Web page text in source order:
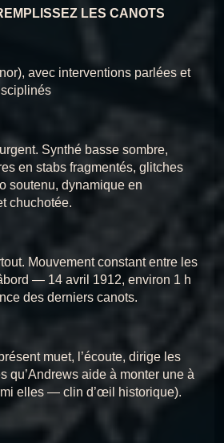
MÊMES ÉTOILES
Titanic
CHANSON 13 : L’ICEBERG
SILENCIEUX
Titanic
SENTENCE
du
Titanic
CHANSON 15 : LE GÉANT
du Titanic
CHANSON 16 — ADIEU
ELLEN
du CHANSON 19 : LA PROMESSE À
du Titanic
4 : ADIEU SOUTHAMPTON
du Titanic
6 : LE BAL DES ÉTOILES
du Titanic
du Titanic
8 : PLUS PRÈS DES ANGES
10 : FRÈRES DE COURSIVE
du Titanic
11 : UNE OMBRE SUR L’OCÉAN
LES CANOTS
avec interventions parlées et
Synthé basse sombre,
en stabs fragmentés, glitches
soutenu, dynamique en
chuchotée.
Mouvement constant entre les
— 14 avril 1912, environ 1 h
des derniers canots.
muet, l’écoute, dirige les
qu’Andrews aide à monter une à
elles — clin d’œil historique).